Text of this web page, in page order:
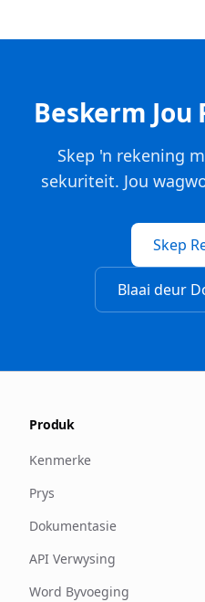
Beskerm Jou
Skep 'n rekening
sekuriteit. Jou
Skep
Blaai deur
Produk
Kenmerke
Prys
Dokumentasie
API Verwysing
Word Byvoeging